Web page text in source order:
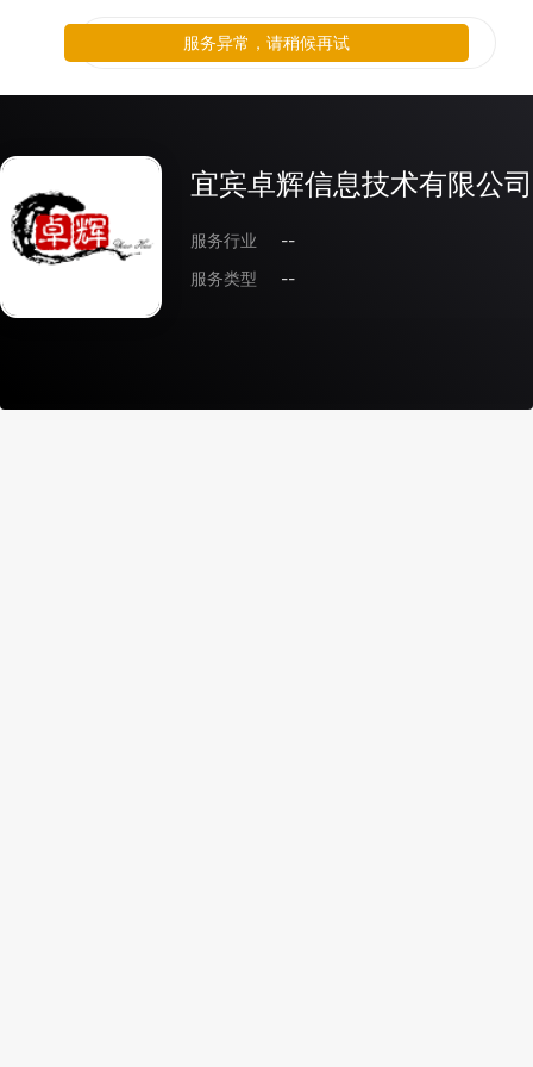
宜宾卓辉信息技术有限公司
服务行业
--
服务类型
--
服务异常，请稍候再试